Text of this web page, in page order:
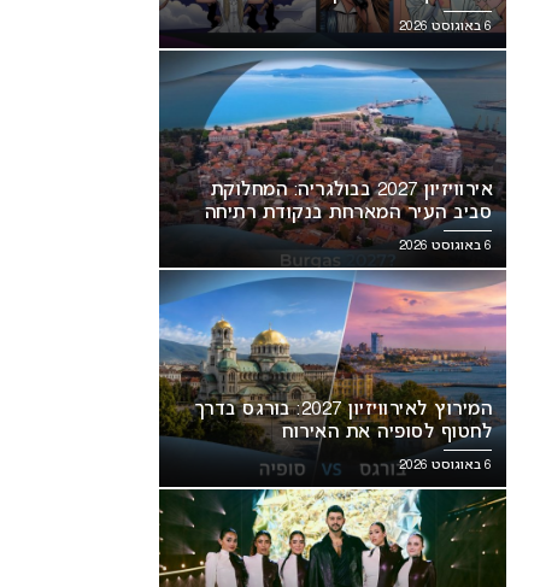
6 באוגוסט 2026
אירוויזיון 2027 בבולגריה: המחלוקת
סביב העיר המארחת בנקודת רתיחה
6 באוגוסט 2026
המירוץ לאירוויזיון 2027: בורגס בדרך
לחטוף לסופיה את האירוח
6 באוגוסט 2026